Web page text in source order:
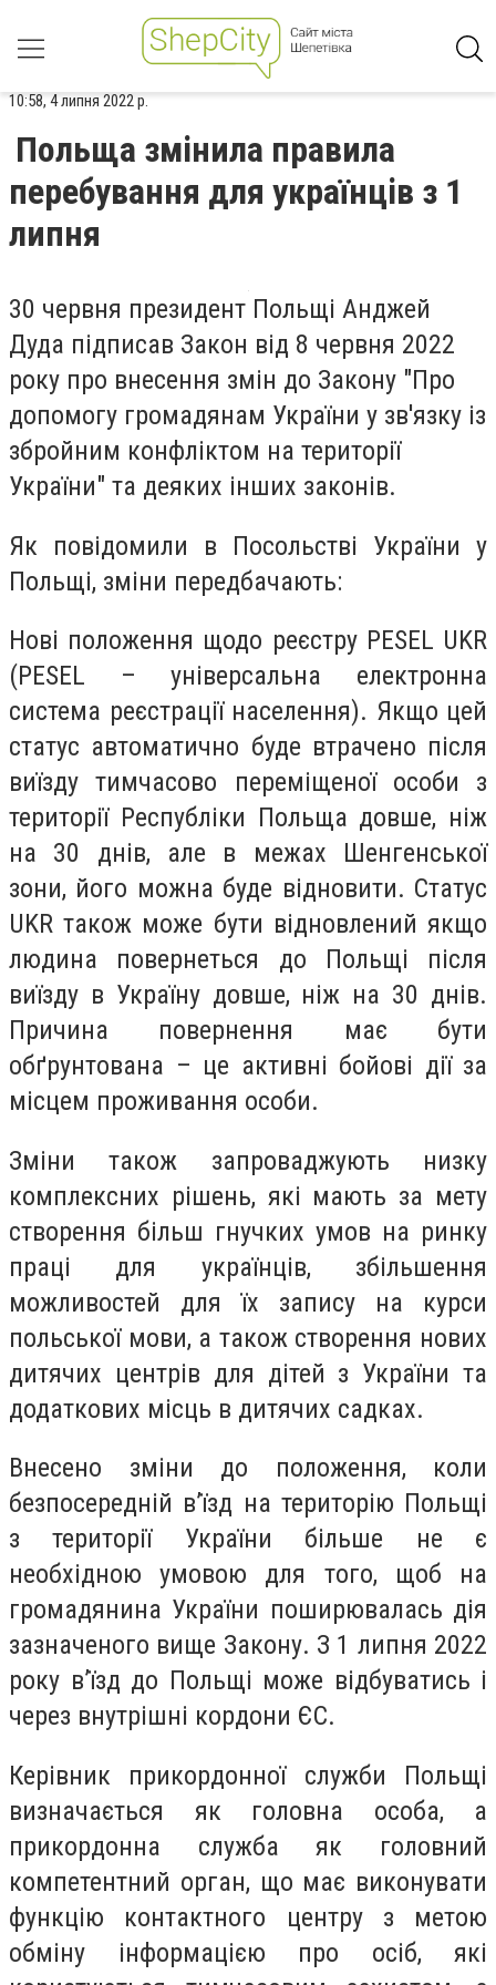
10:58, 4 липня 2022 р.
Польща змінила правила
перебування для українців з 1
липня
30 червня президент Польщі Анджей
Дуда підписав Закон від 8 червня 2022
року про внесення змін до Закону "Про
допомогу громадянам України у зв'язку із
збройним конфліктом на території
України" та деяких інших законів.
Як повідомили в Посольстві України у
Польщі, зміни передбачають:
Нові положення щодо реєстру PESEL UKR
(PESEL – універсальна електронна
система реєстрації населення). Якщо цей
статус автоматично буде втрачено після
виїзду тимчасово переміщеної особи з
території Республіки Польща довше, ніж
на 30 днів, але в межах Шенгенської
зони, його можна буде відновити. Статус
UKR також може бути відновлений якщо
людина повернеться до Польщі після
виїзду в Україну довше, ніж на 30 днів.
Причина повернення має бути
обґрунтована – це активні бойові дії за
місцем проживання особи.
Зміни також запроваджують низку
комплексних рішень, які мають за мету
створення більш гнучких умов на ринку
праці для українців, збільшення
можливостей для їх запису на курси
польської мови, а також створення нових
дитячих центрів для дітей з України та
додаткових місць в дитячих садках.
Внесено зміни до положення, коли
безпосередній в’їзд на територію Польщі
з території України більше не є
необхідною умовою для того, щоб на
громадянина України поширювалась дія
зазначеного вище Закону. З 1 липня 2022
року в’їзд до Польщі може відбуватись і
через внутрішні кордони ЄС.
Керівник прикордонної служби Польщі
визначається як головна особа, а
прикордонна служба як головний
компетентний орган, що має виконувати
функцію контактного центру з метою
обміну інформацією про осіб, які